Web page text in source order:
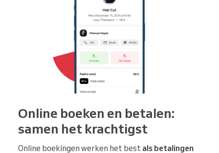
Online boeken en betalen:
samen het krachtigst
Online boekingen werken het best als betalingen